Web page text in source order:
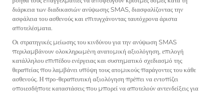
διάρκεια των διαδικασιών ανύψωσης SMAS, διασφαλίζοντας την
ασφάλεια του ασθενούς και επιτυγχάνοντας ταυτόχρονα άριστα
αποτελέσματα.
Οι στρατηγικές μείωσης του κινδύνου για την ανύψωση SMAS
περιλαμβάνουν ολοκληρωμένη ανατομική αξιολόγηση, επιλογή
κατάλληλου επιπέδου ενέργειας και συστηματικό σχεδιασμό της
θεραπείας που λαμβάνει υπόψη τους ατομικούς παράγοντες του κάθε
ασθενούς. Η προ-θεραπευτική αξιολόγηση πρέπει να εντοπίζει
οποιεσδήποτε καταστάσεις που μπορεί να αποτελούν αντενδείξεις για